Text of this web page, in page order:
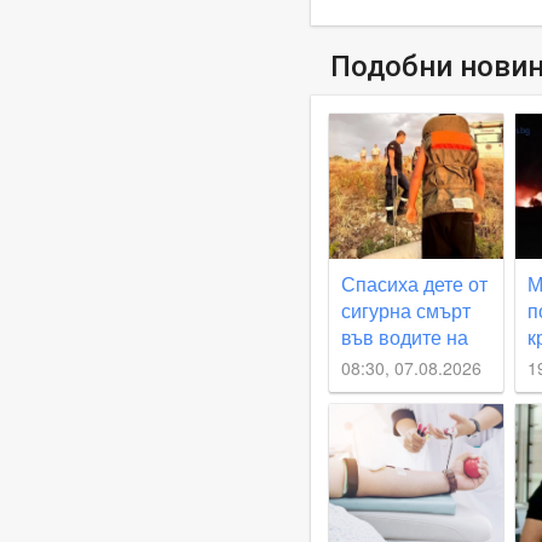
Подобни
Спасиха дете от
сигурна смърт
във водите на
язовир в
Пловдивско
08:30, 07.08.2026